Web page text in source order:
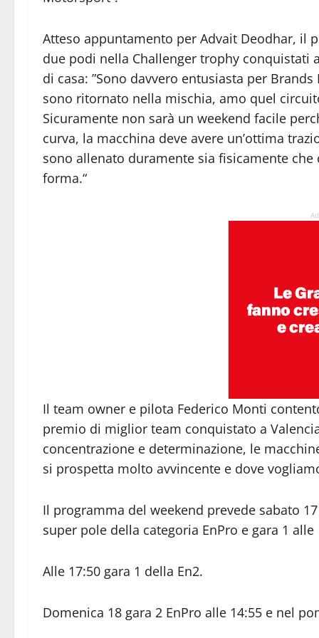
Atteso appuntamento per Advait Deodhar, il
due podi nella Challenger trophy conquistati
di casa: ”Sono davvero entusiasta per
sono ritornato nella mischia, amo quel
Sicuramente non sarà un weekend facile
curva, la macchina deve avere un’ottima
sono allenato duramente sia fisicamente
forma.“
Il team owner e pilota Federico Monti
premio di miglior team conquistato a
concentrazione e determinazione, le
si prospetta molto avvincente e dove
Il programma del weekend prevede sabato
super pole della categoria EnPro e gara 1 alle
Alle 17:50 gara 1 della En2.
Domenica 18 gara 2 EnPro alle 14:55 e nel